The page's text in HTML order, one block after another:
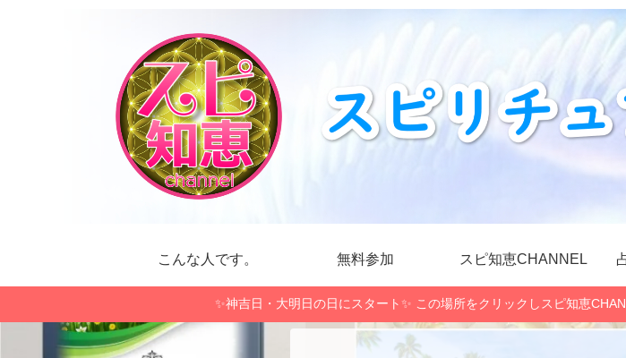
こんな人です。 無料参加 スピ知恵CHANNEL
✨神吉日・大明日の日にスタート✨ この場所をクリックしスピ知恵